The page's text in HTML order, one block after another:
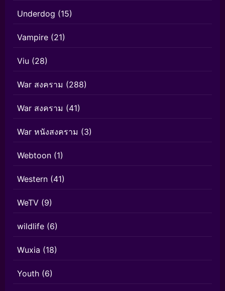
Underdog (15)
Vampire (21)
Viu (28)
War สงคราม (288)
War สงคราม (41)
War หนังสงคราม (3)
Webtoon (1)
Western (41)
WeTV (9)
wildlife (6)
Wuxia (18)
Youth (6)